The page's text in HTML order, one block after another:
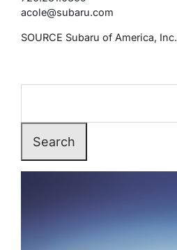
acole@subaru.com
SOURCE Subaru of America, Inc.